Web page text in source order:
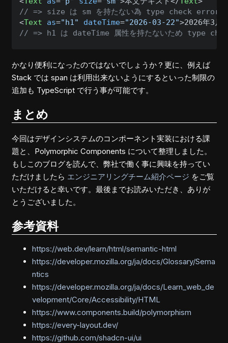
// => size は sm を持たない為 type check error
<Text as="h1" dateTime="2026-03-22">2026年3月
// => h1 は dateTime 属性を持たないため type
かなり便利になったのではないでしょうか？更に、例えば
Stack では span は利用出来ないようにするといった制限の
追加も TypeScript で行う事が可能です。
まとめ
今回はデザインシステムのコンポーネント実装における課
題と、Polymorphic Components について整理しました。
もしこのブログを読んで、弊社で働く事に興味を持ってい
ただけましたら エンジニアリングチーム紹介ページ をご覧
いただけると幸いです。最後までお読みいただき、ありが
とうございました。
参考資料
https://web.dev/learn/html/semantic-html
https://developer.mozilla.org/ja/docs/Glossary/Sema
ntics
https://developer.mozilla.org/ja/docs/Learn_web_de
velopment/Core/Accessibility/HTML
https://www.components.build/polymorphism
https://every-layout.dev/
https://github.com/shadcn-ui/ui